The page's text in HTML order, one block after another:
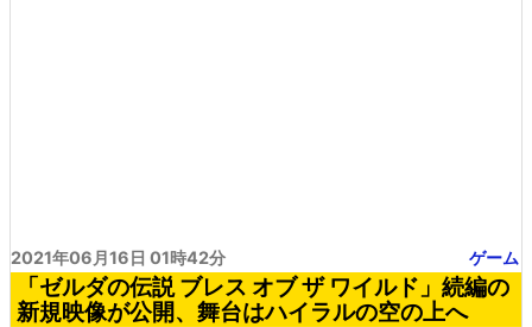
2021年06月16日 01時42分 ゲーム
「ゼルダの伝説 ブレス オブ ザ ワイルド」続編の
新規映像が公開、舞台はハイラルの空の上へ